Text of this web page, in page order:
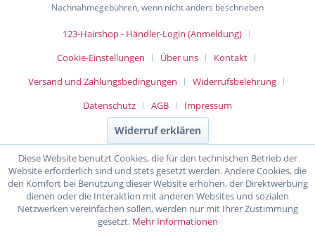
Nachnahmegebühren, wenn nicht anders beschrieben
123-Hairshop - Händler-Login (Anmeldung)
Cookie-Einstellungen
Über uns
Kontakt
Versand und Zahlungsbedingungen
Widerrufsbelehrung
Datenschutz
AGB Impressum
Widerruf erklären
Diese Website benutzt Cookies, die für den technischen Betrieb der
Website erforderlich sind und stets gesetzt werden. Andere Cookies, die
den Komfort bei Benutzung dieser Website erhöhen, der Direktwerbung
dienen oder die Interaktion mit anderen Websites und sozialen
Netzwerken vereinfachen sollen, werden nur mit Ihrer Zustimmung
gesetzt. Mehr Informationen